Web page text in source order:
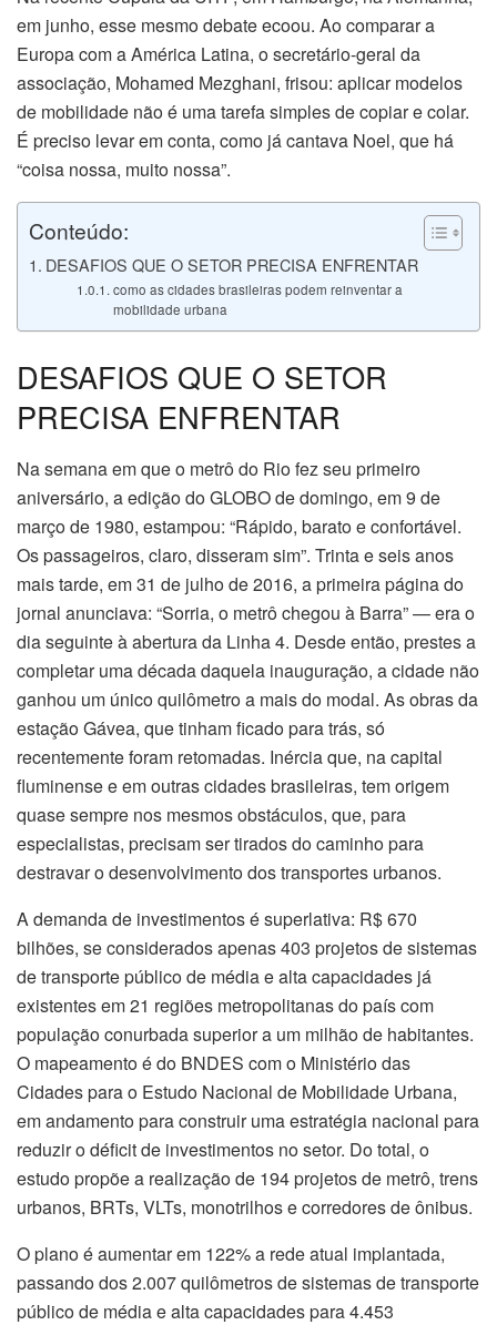
em junho, esse mesmo debate ecoou. Ao comparar a
Europa com a América Latina, o secretário-geral da
associação, Mohamed Mezghani, frisou: aplicar modelos
de mobilidade não é uma tarefa simples de copiar e colar.
É preciso levar em conta, como já cantava Noel, que há
“coisa nossa, muito nossa”.
Conteúdo:
DESAFIOS QUE O SETOR PRECISA ENFRENTAR
como as cidades brasileiras podem reinventar a
mobilidade urbana
DESAFIOS QUE O SETOR
PRECISA ENFRENTAR
Na semana em que o metrô do Rio fez seu primeiro
aniversário, a edição do GLOBO de domingo, em 9 de
março de 1980, estampou: “Rápido, barato e confortável.
Os passageiros, claro, disseram sim”. Trinta e seis anos
mais tarde, em 31 de julho de 2016, a primeira página do
jornal anunciava: “Sorria, o metrô chegou à Barra” — era o
dia seguinte à abertura da Linha 4. Desde então, prestes a
completar uma década daquela inauguração, a cidade não
ganhou um único quilômetro a mais do modal. As obras da
estação Gávea, que tinham ficado para trás, só
recentemente foram retomadas. Inércia que, na capital
fluminense e em outras cidades brasileiras, tem origem
quase sempre nos mesmos obstáculos, que, para
especialistas, precisam ser tirados do caminho para
destravar o desenvolvimento dos transportes urbanos.
A demanda de investimentos é superlativa: R$ 670
bilhões, se considerados apenas 403 projetos de sistemas
de transporte público de média e alta capacidades já
existentes em 21 regiões metropolitanas do país com
população conurbada superior a um milhão de habitantes.
O mapeamento é do BNDES com o Ministério das
Cidades para o Estudo Nacional de Mobilidade Urbana,
em andamento para construir uma estratégia nacional para
reduzir o déficit de investimentos no setor. Do total, o
estudo propõe a realização de 194 projetos de metrô, trens
urbanos, BRTs, VLTs, monotrilhos e corredores de ônibus.
O plano é aumentar em 122% a rede atual implantada,
passando dos 2.007 quilômetros de sistemas de transporte
público de média e alta capacidades para 4.453